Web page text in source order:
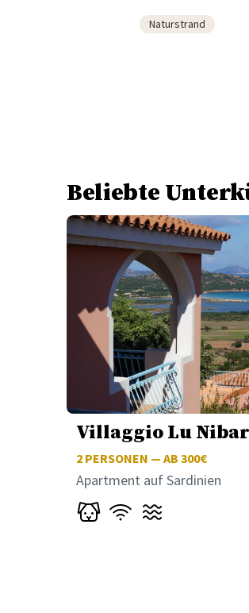
Naturstrand
Beliebte
Villaggio Lu
2 PERSONEN — AB 300€
Apartment auf Sardinien